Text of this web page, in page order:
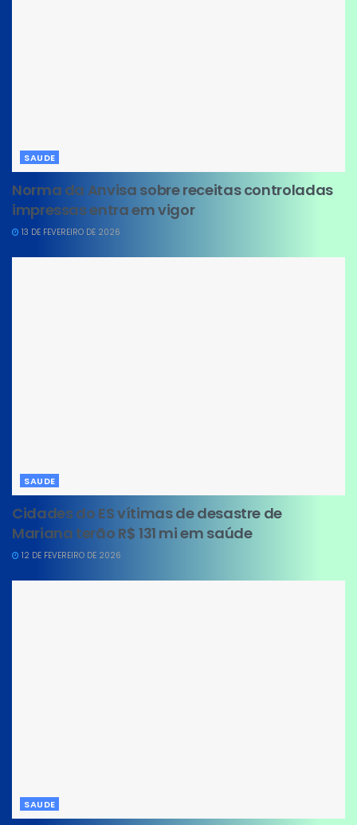
SAUDE
Norma da Anvisa sobre receitas controladas
impressas entra em vigor
13 DE FEVEREIRO DE 2026
SAUDE
Cidades do ES vítimas de desastre de
Mariana terão R$ 131 mi em saúde
12 DE FEVEREIRO DE 2026
SAUDE